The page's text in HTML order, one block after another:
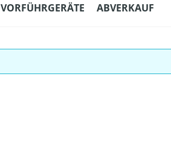
VORFÜHRGERÄTE ABVERKAUF